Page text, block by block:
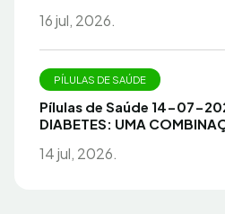
16 jul, 2026.
PÍLULAS DE SAÚDE
Pílulas de Saúde 14-07-
DIABETES: UMA
14 jul, 2026.